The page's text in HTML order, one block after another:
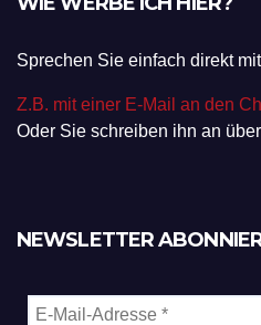
Sprechen Sie einfach direkt
Z.B. mit einer E-Mail an den
Oder Sie schreiben ihn an
NEWSLETTER